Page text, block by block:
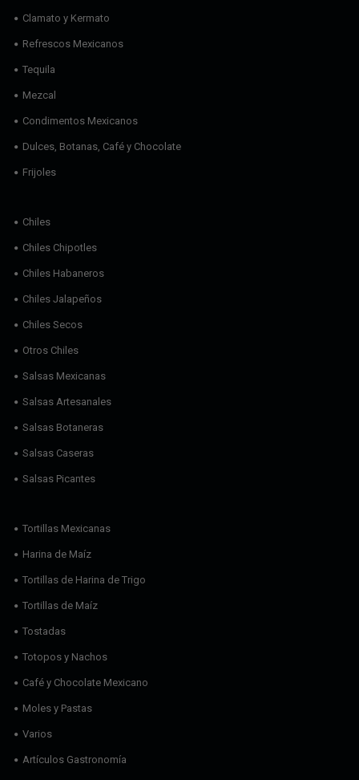
Clamato y Kermato
Refrescos Mexicanos
Tequila
Mezcal
Condimentos Mexicanos
Dulces, Botanas, Café y Chocolate
Frijoles
Chiles
Chiles Chipotles
Chiles Habaneros
Chiles Jalapeños
Chiles Secos
Otros Chiles
Salsas Mexicanas
Salsas Artesanales
Salsas Botaneras
Salsas Caseras
Salsas Picantes
Tortillas Mexicanas
Harina de Maíz
Tortillas de Harina de Trigo
Tortillas de Maíz
Tostadas
Totopos y Nachos
Café y Chocolate Mexicano
Moles y Pastas
Varios
Artículos Gastronomía